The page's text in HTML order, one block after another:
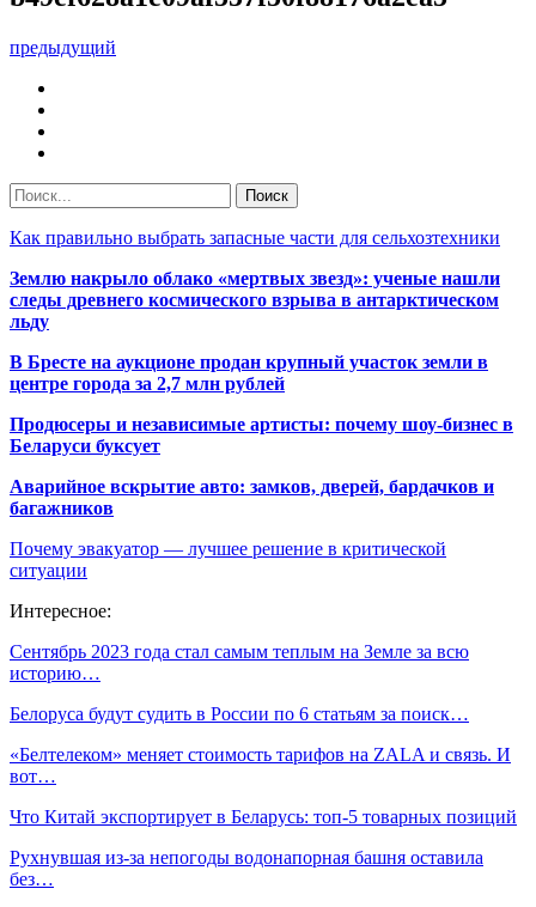
предыдущий
Как правильно выбрать запасные части для сельхозтехники
Землю накрыло облако «мертвых звезд»: ученые нашли
следы древнего космического взрыва в антарктическом
льду
В Бресте на аукционе продан крупный участок земли в
центре города за 2,7 млн рублей
Продюсеры и независимые артисты: почему шоу-бизнес в
Беларуси буксует
Аварийное вскрытие авто: замков, дверей, бардачков и
багажников
Почему эвакуатор — лучшее решение в критической
ситуации
Интересное:
Сентябрь 2023 года стал самым теплым на Земле за всю
историю…
Белоруса будут судить в России по 6 статьям за поиск…
«Белтелеком» меняет стоимость тарифов на ZALA и связь. И
вот…
Что Китай экспортирует в Беларусь: топ-5 товарных позиций
Рухнувшая из-за непогоды водонапорная башня оставила
без…